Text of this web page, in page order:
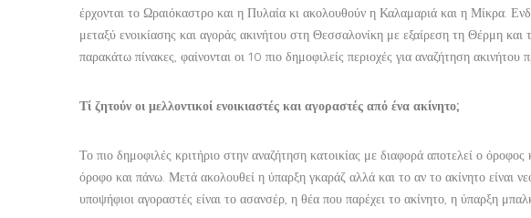
έρχονται το Ωραιόκαστρο και η Πυλαία κι ακολουθούν η Καλαμαριά και η Μίκρα.
μεταξύ ενοικίασης και αγοράς ακινήτου στη Θεσσαλονίκη με εξαίρεση τη Θέρμη και
παρακάτω πίνακες, φαίνονται οι 10 πιο δημοφιλείς περιοχές για αναζήτηση
Τί ζητούν οι μελλοντικοί ενοικιαστές και αγοραστές από ένα ακίνητο;
Το πιο δημοφιλές κριτήριο στην αναζήτηση κατοικίας με διαφορά αποτελεί ο
όροφο και πάνω. Μετά ακολουθεί η ύπαρξη γκαράζ αλλά και το αν το ακίνητο είναι
υποψήφιοι αγοραστές είναι το ασανσέρ, η θέα που παρέχει το ακίνητο, η ύπαρξη